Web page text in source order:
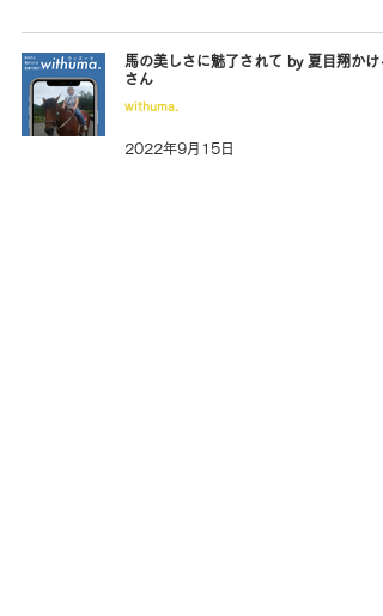
馬の美しさに魅了されて by 夏目翔かけ
さん
withuma.
2022年9月15日